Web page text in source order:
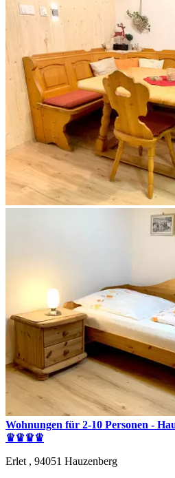
Wohnungen für 2-10 Personen -
♛♛♛♛
Erlet , 94051 Hauzenberg